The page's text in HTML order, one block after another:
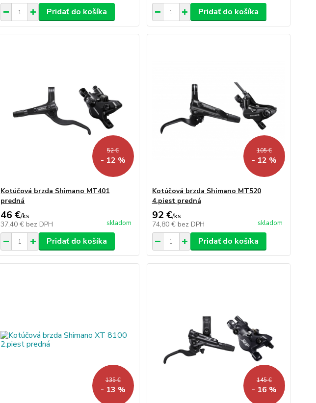
Pridať do košíka Pridať do košíka
52 €
- 12 %
Kotúčová brzda Shimano MT401
predná
46 €/ks
37,40 € bez DPH skladom
Pridať do košíka
105 €
- 12 %
Kotúčová brzda Shimano MT520
4.piest predná
92 €/ks
74,80 € bez DPH skladom
Pridať do košíka
135 €
- 13 %
145 €
- 16 %